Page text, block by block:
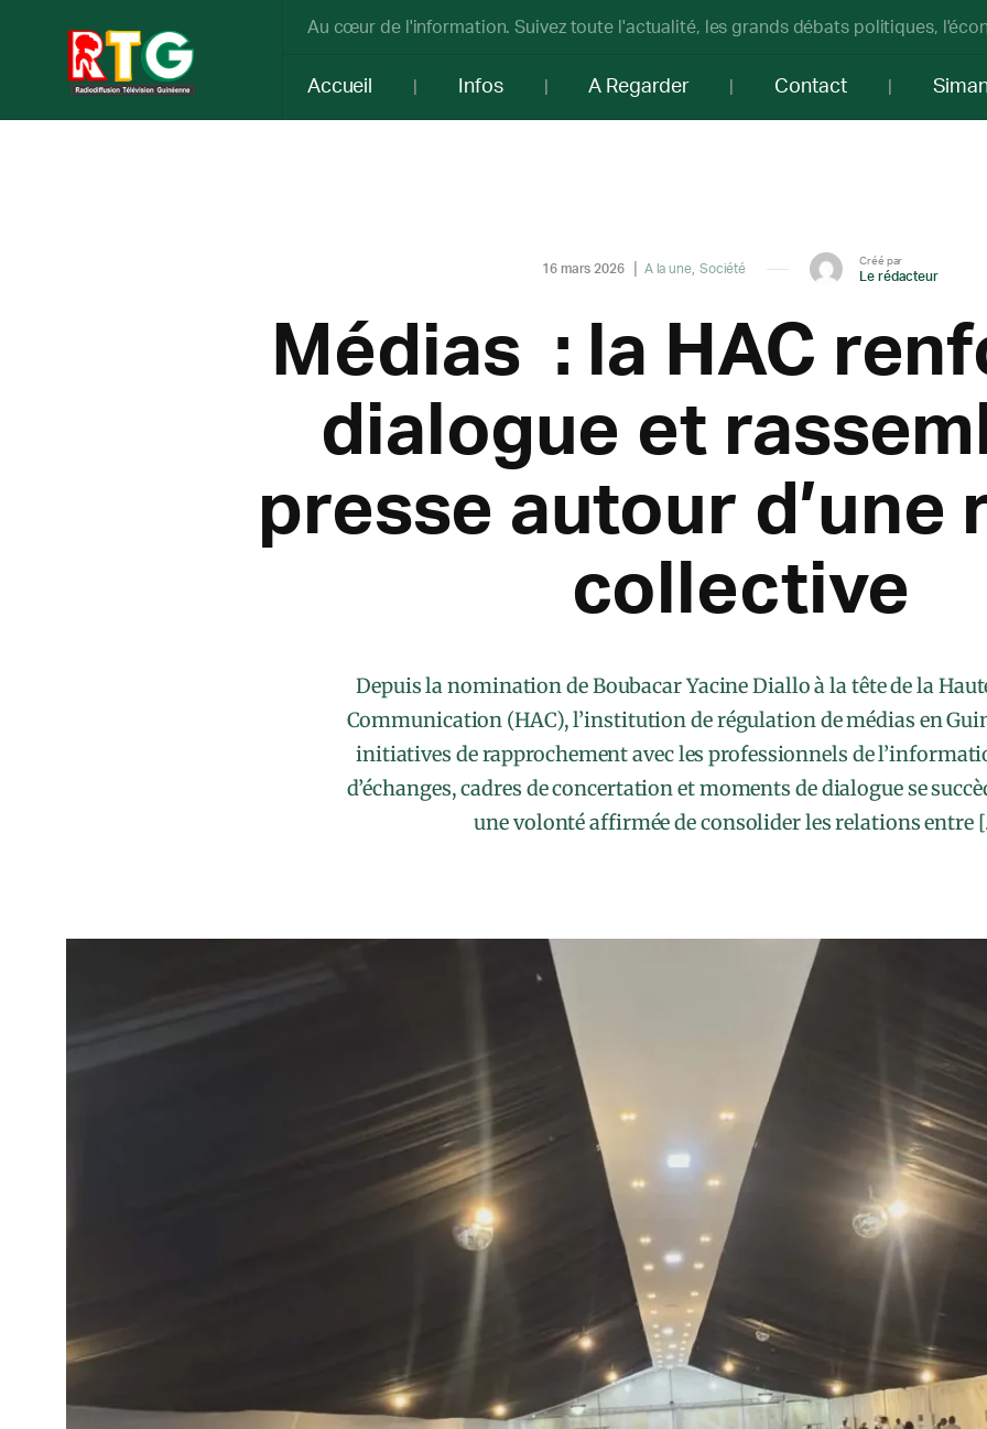
Au cœur de l'information. Suivez toute l'actualité, les grands débats politiques,
Accueil Infos A Regarder Contact
16 mars 2026 A la une Société
Créé par
Le rédacteur
Médias : la HAC
dialogue et
presse autour d’une
collective
Depuis la nomination de Boubacar Yacine Diallo à la tête de la
Communication (HAC), l’institution de régulation de médias en
initiatives de rapprochement avec les professionnels de
d’échanges, cadres de concertation et moments de dialogue se
une volonté affirmée de consolider les relations entre